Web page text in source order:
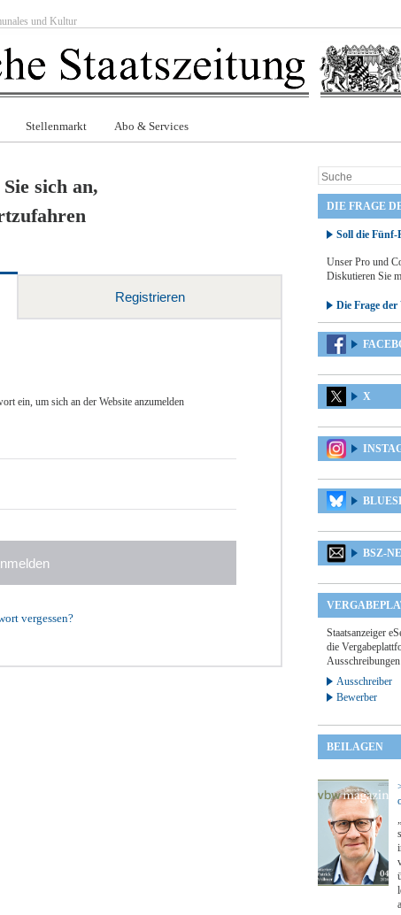
und Kultur
Stellenmarkt Abo & Services
sich an,
Registrieren
ein, um sich an der Website anzumelden
vergessen?
DIE FRAGE
Soll die Fünf-
Unser Pro und
Diskutieren Sie
Die Frage der
X
BSZ-
Staatsanzeiger
die
Ausschreiber
Bewerber
BEILAGEN